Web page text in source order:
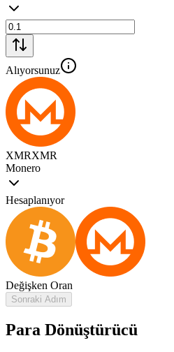
Alıyorsunuz
XMRXMR
Monero
Hesaplanıyor
Değişken Oran
Sonraki Adım
Para Dönüştürücü